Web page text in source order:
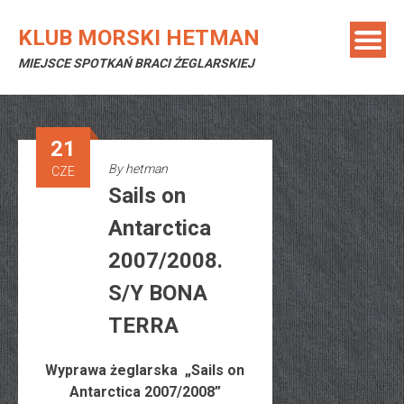
KLUB MORSKI HETMAN
MIEJSCE SPOTKAŃ BRACI ŻEGLARSKIEJ
21
CZE Byhetman
Sails on
Antarctica
2007/2008.
S/Y BONA
TERRA
Wyprawa żeglarska „Sails on
Antarctica 2007/2008”